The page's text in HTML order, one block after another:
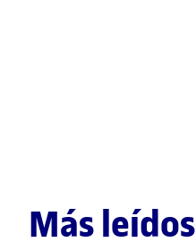
Más leídos